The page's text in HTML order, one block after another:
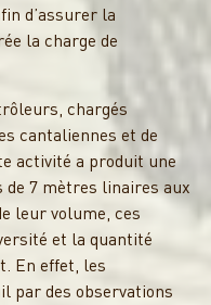
d’assurer la
la charge de
chargés
cantaliennes et de
activité a produit une
de 7 mètres linaires aux
leur volume, ces
et la quantité
En effet, les
par des observations